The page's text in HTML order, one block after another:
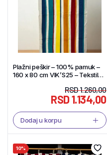
Plažni peškir – 100% pamuk –
160 x 80 cm VIK’S25 – Tekstil
RSD1.260,00
RSD1.134,00
Dodaj u korpu
10%